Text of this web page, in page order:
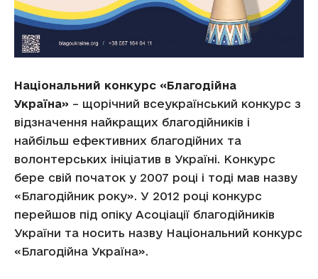
Національний конкурс «Благодійна
Україна» – щорічний всеукраїнський конкурс з
відзначення найкращих благодійників і
найбільш ефективних благодійних та
волонтерських ініціатив в Україні. Конкурс
бере свій початок у 2007 році і тоді мав назву
«Благодійник року». У 2012 році конкурс
перейшов під опіку Асоціації благодійників
України та носить назву Національний конкурс
«Благодійна Україна».